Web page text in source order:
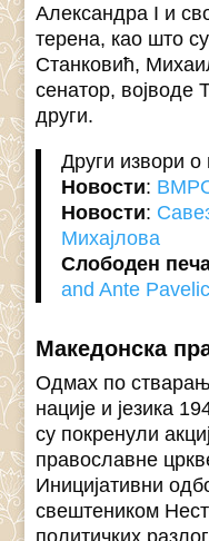
Александра I и
терена, као што
Станковић,
сенатор, војводе
други.
Други извори
Новости:
Новости:
Михајлова
Слободен
and Ante
Македонска
Одмах по
нације и језика
су покренули
православне
Иницијативни
свештеником